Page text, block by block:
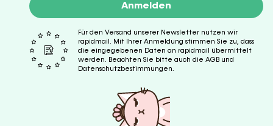
Anmelden
Für den Versand unserer Newsletter nutzen wir
rapidmail. Mit Ihrer Anmeldung stimmen Sie zu, dass
die eingegebenen Daten an rapidmail übermittelt
werden. Beachten Sie bitte auch die AGB und
Datenschutzbestimmungen.